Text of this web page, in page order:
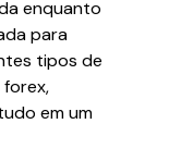
enquanto
para
tipos de
em um